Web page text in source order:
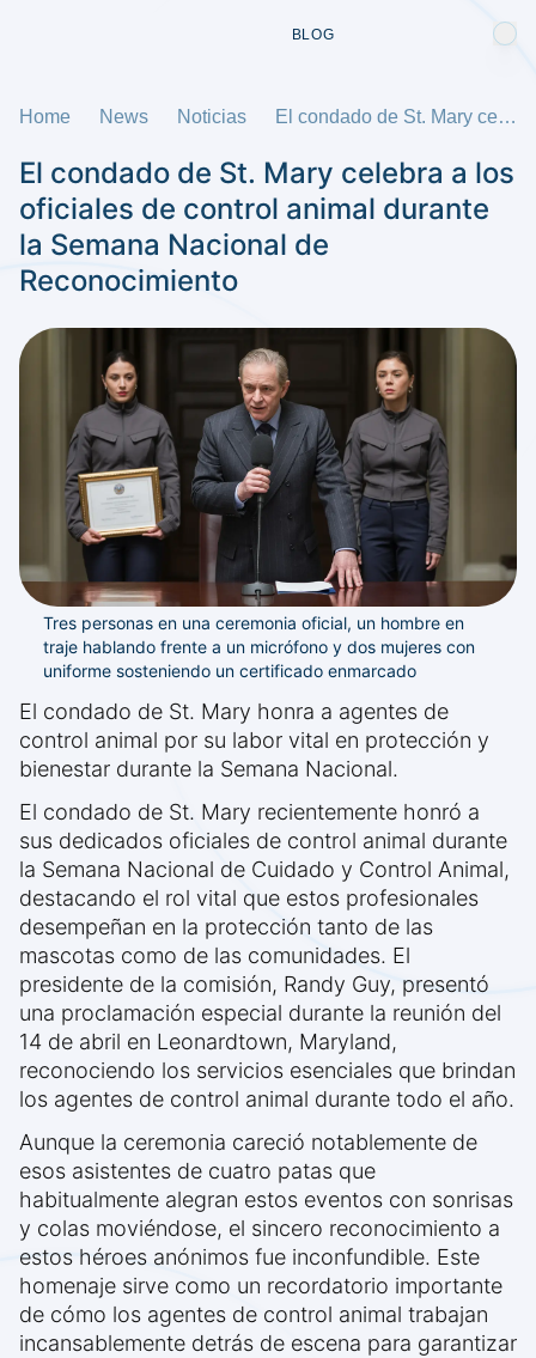
BLOG
Home News Noticias El condado de St. Mary celebra a los oficiales de control animal durante la Semana Nacional de Reconocimiento
El condado de St. Mary celebra a los
oficiales de control animal durante
la Semana Nacional de
Reconocimiento
Tres personas en una ceremonia oficial, un hombre en
traje hablando frente a un micrófono y dos mujeres con
uniforme sosteniendo un certificado enmarcado
El condado de St. Mary honra a agentes de
control animal por su labor vital en protección y
bienestar durante la Semana Nacional.
El condado de St. Mary recientemente honró a
sus dedicados oficiales de control animal durante
la Semana Nacional de Cuidado y Control Animal,
destacando el rol vital que estos profesionales
desempeñan en la protección tanto de las
mascotas como de las comunidades. El
presidente de la comisión, Randy Guy, presentó
una proclamación especial durante la reunión del
14 de abril en Leonardtown, Maryland,
reconociendo los servicios esenciales que brindan
los agentes de control animal durante todo el año.
Aunque la ceremonia careció notablemente de
esos asistentes de cuatro patas que
habitualmente alegran estos eventos con sonrisas
y colas moviéndose, el sincero reconocimiento a
estos héroes anónimos fue inconfundible. Este
homenaje sirve como un recordatorio importante
de cómo los agentes de control animal trabajan
incansablemente detrás de escena para garantizar